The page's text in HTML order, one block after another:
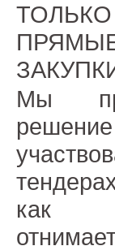
ТОЛЬКО
Мы
как